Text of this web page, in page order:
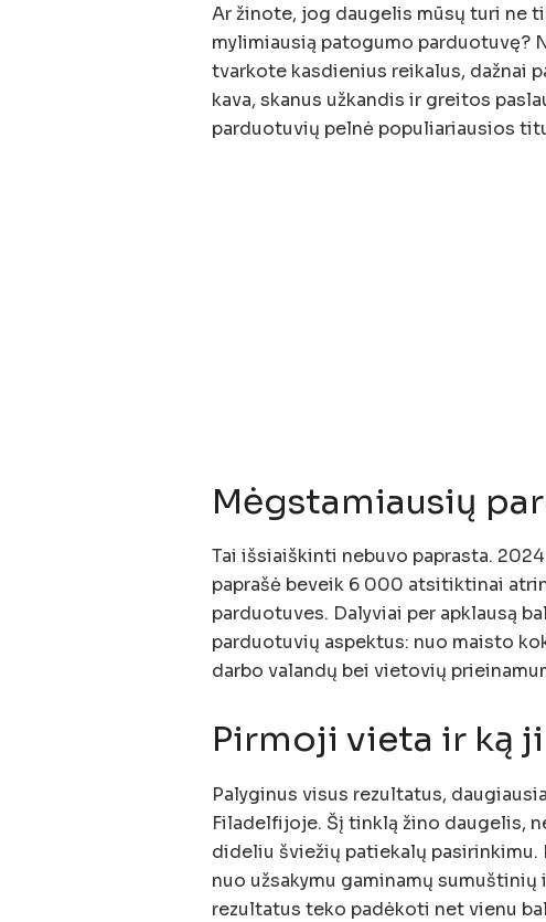
Ar žinote, jog daugelis mūsų turi ne
mylimiausią patogumo parduotuvę?
tvarkote kasdienius reikalus, dažnai
kava, skanus užkandis ir greitos
parduotuvių pelnė populiariausios
Mėgstamiausių
Tai išsiaiškinti nebuvo paprasta.
paprašė beveik 6 000 atsitiktinai
parduotuves. Dalyviai per apklausą
parduotuvių aspektus: nuo maisto
darbo valandų bei vietovių
Pirmoji vieta ir ką
Palyginus visus rezultatus,
Filadelfijoje. Šį tinklą žino daugelis,
dideliu šviežių patiekalų
nuo užsakymu gaminamų
rezultatus teko padėkoti net vienu